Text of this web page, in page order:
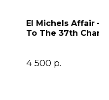
El Michels Affair –
To The 37th
4 500 р.